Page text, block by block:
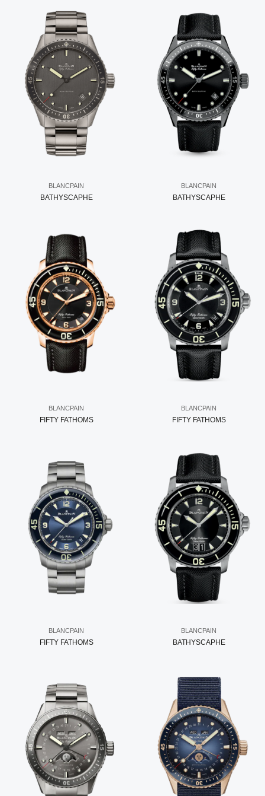
BLANCPAIN
BATHYSCAPHE
BLANCPAIN
BATHYSCAPHE
BLANCPAIN
FIFTY FATHOMS
BLANCPAIN
FIFTY FATHOMS
BLANCPAIN
FIFTY FATHOMS
BLANCPAIN
BATHYSCAPHE